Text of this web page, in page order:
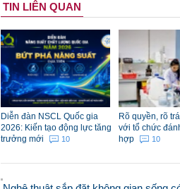
TIN LIÊN QUAN
Diễn đàn NSCL Quốc gia
2026: Kiến tạo động lực tăng
trưởng mới
10
Rõ quyền, rõ
với tổ chức
hợp
10